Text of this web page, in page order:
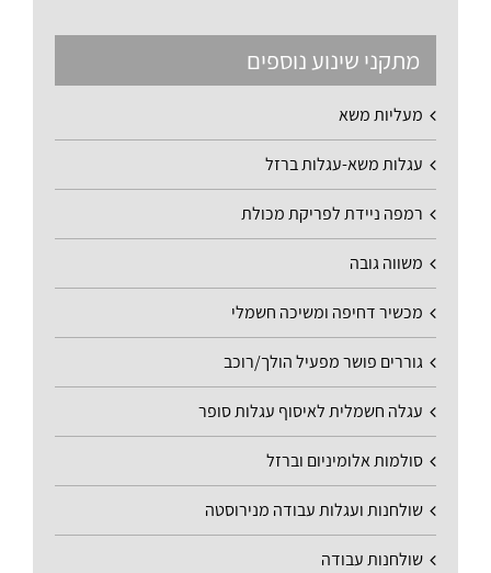
מתקני שינוע נוספים
מעליות משא
עגלות משא-עגלות ברזל
רמפה ניידת לפריקת מכולת
משווה גובה
מכשיר דחיפה ומשיכה חשמלי
גוררים פושר מפעיל הולך/רוכב
עגלה חשמלית לאיסוף עגלות סופר
סולמות אלומיניום וברזל
שולחנות ועגלות עבודה מנירוסטה
שולחנות עבודה